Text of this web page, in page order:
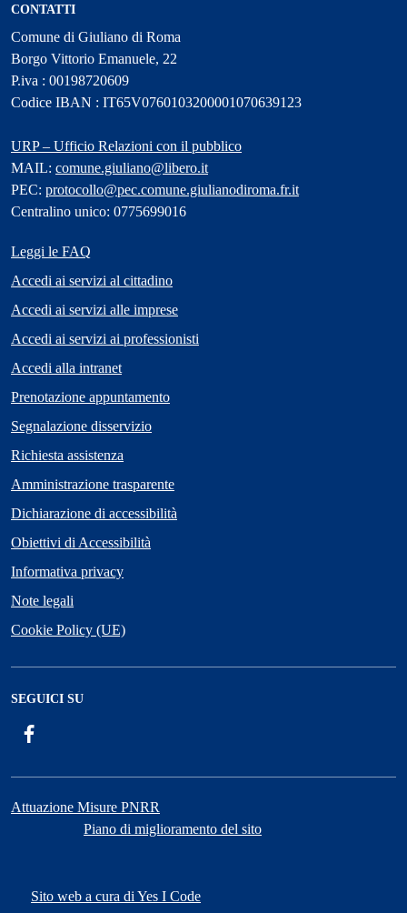
CONTATTI
Comune di Giuliano di Roma
Borgo Vittorio Emanuele, 22
P.iva : 00198720609
Codice IBAN : IT65V0760103200001070639123
URP – Ufficio Relazioni con il pubblico
MAIL: comune.giuliano@libero.it
PEC: protocollo@pec.comune.giulianodiroma.fr.it
Centralino unico: 0775699016
Leggi le FAQ
Accedi ai servizi al cittadino
Accedi ai servizi alle imprese
Accedi ai servizi ai professionisti
Accedi alla intranet
Prenotazione appuntamento
Segnalazione disservizio
Richiesta assistenza
Amministrazione trasparente
Dichiarazione di accessibilità
Obiettivi di Accessibilità
Informativa privacy
Note legali
Cookie Policy (UE)
SEGUICI SU
Attuazione Misure PNRR
Piano di miglioramento del sito
Sito web a cura di Yes I Code